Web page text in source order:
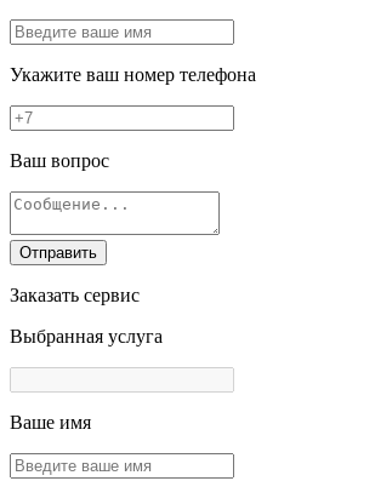
Укажите ваш номер телефона
Ваш вопрос
Отправить
Заказать сервис
Выбранная услуга
Ваше имя